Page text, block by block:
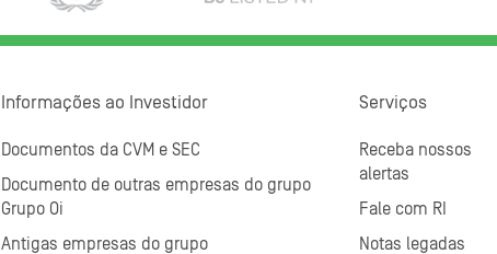
Informações ao Investidor
Documentos da CVM e SEC
Documento de outras empresas do grupo
Grupo Oi
Antigas empresas do grupo
Serviços
Receba nossos
alertas
Fale com RI
Notas legadas